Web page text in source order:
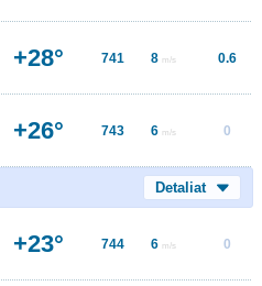
+28° 741 8 m/s 0.6
+26° 743 6 m/s 0
Detaliat
+23° 744 6 m/s 0